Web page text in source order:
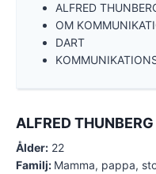
ALFRED
OM
DART
ALFRED THUNBERG
Ålder: 22
Familj: Mamma, pappa,